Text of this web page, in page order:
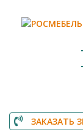
ЗАКАЗАТЬ